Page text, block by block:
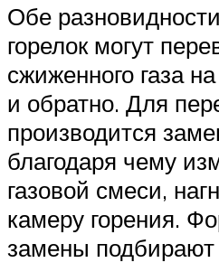
Обе
горелок могут
сжиженного газа
и обратно. Для
производится
благодаря чему
газовой смеси,
камеру горения.
замены подбирают